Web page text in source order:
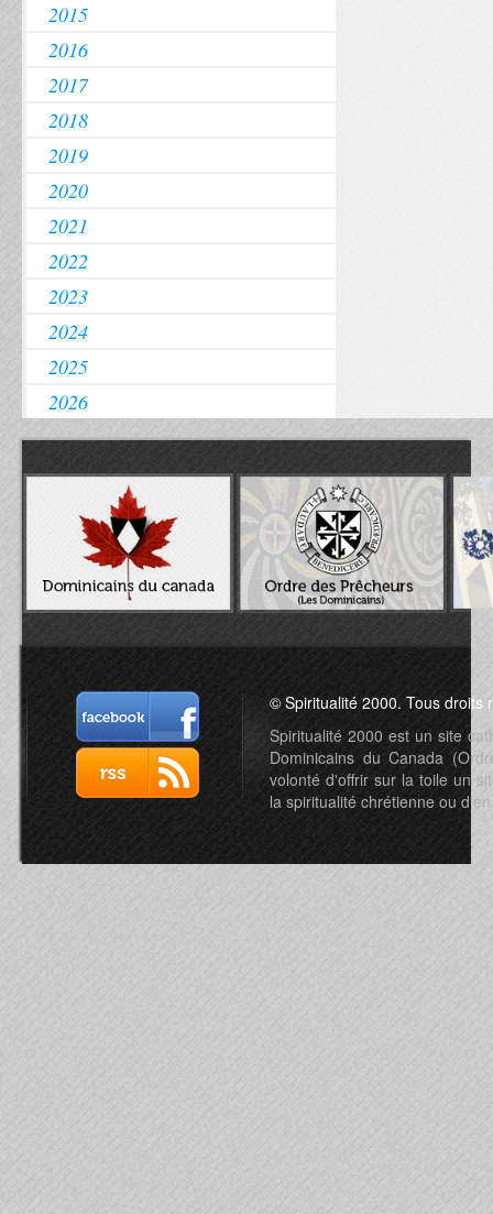
2015
2016
2017
2018
2019
2020
2021
2022
2023
2024
2025
2026
© Spiritualité 2000. Tous droits
Spiritualité 2000 est un site
Dominicains du Canada
volonté d'offrir sur la toile un
la spiritualité chrétienne ou